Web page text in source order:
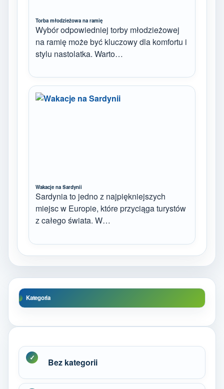
Torba młodzieżowa na ramię
Wybór odpowiedniej torby młodzieżowej
na ramię może być kluczowy dla komfortu i
stylu nastolatka. Warto…
Wakacje na Sardynii
Sardynia to jedno z najpiękniejszych
miejsc w Europie, które przyciąga turystów
z całego świata. W…
Kategoria
Bez kategorii